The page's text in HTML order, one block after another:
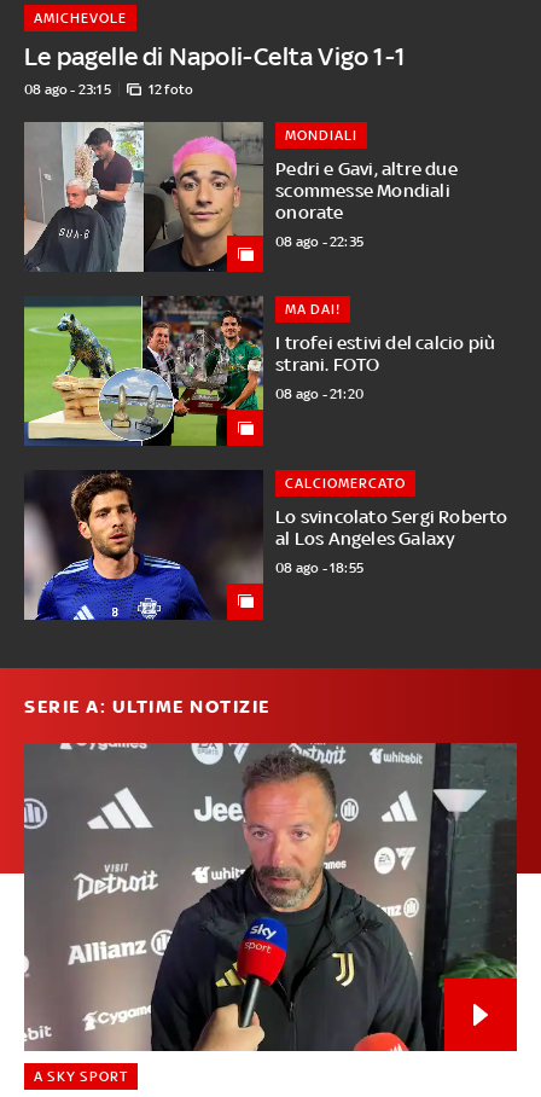
Le pagelle di Napoli-Celta Vigo 1-1
AMICHEVOLE
08 ago - 23:15 12 foto
Pedri e Gavi, altre due
scommesse Mondiali
onorate
MONDIALI
08 ago - 22:35
I trofei estivi del calcio più
strani. FOTO
MA DAI!
08 ago - 21:20
Lo svincolato Sergi Roberto
al Los Angeles Galaxy
CALCIOMERCATO
08 ago - 18:55
SERIE A: ULTIME NOTIZIE
A SKY SPORT